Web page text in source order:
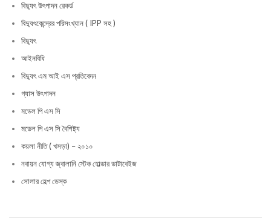
বিদ্যুৎ উৎপাদন রেকর্ড
বিদ্যুৎকেন্দ্রের পরিসংখ্যান ( IPP সহ )
বিদ্যুৎ
আইনবিধি
বিদ্যুৎ এম আই এস প্রতিবেদন
গ্যাস উৎপাদন
মডেল পি এস সি
মডেল পি এস সি বৈশিষ্ট্য
কয়লা নীতি ( খসড়া) – ২০১০
নবায়ন যোগ্য জ্বালানি স্টেক হোল্ডার ডাটাবেইজ
সোলার হেল্প ডেস্ক